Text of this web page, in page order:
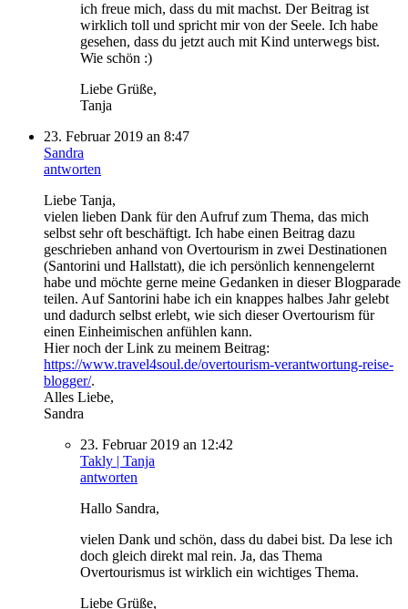
ich freue mich, dass du mit machst. Der Beitrag ist
wirklich toll und spricht mir von der Seele. Ich habe
gesehen, dass du jetzt auch mit Kind unterwegs bist.
Wie schön :)
Liebe Grüße,
Tanja
23. Februar 2019 an 8:47
Sandra
antworten
Liebe Tanja,
vielen lieben Dank für den Aufruf zum Thema, das mich
selbst sehr oft beschäftigt. Ich habe einen Beitrag dazu
geschrieben anhand von Overtourism in zwei Destinationen
(Santorini und Hallstatt), die ich persönlich kennengelernt
habe und möchte gerne meine Gedanken in dieser Blogparade
teilen. Auf Santorini habe ich ein knappes halbes Jahr gelebt
und dadurch selbst erlebt, wie sich dieser Overtourism für
einen Einheimischen anfühlen kann.
Hier noch der Link zu meinem Beitrag:
https://www.travel4soul.de/overtourism-verantwortung-reise-
blogger/.
Alles Liebe,
Sandra
23. Februar 2019 an 12:42
Takly | Tanja
antworten
Hallo Sandra,
vielen Dank und schön, dass du dabei bist. Da lese ich
doch gleich direkt mal rein. Ja, das Thema
Overtourismus ist wirklich ein wichtiges Thema.
Liebe Grüße,